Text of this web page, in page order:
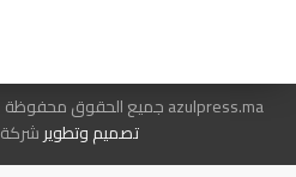
azulpress.ma جميع الحقوق محفوظة
تصميم وتطويرشركة